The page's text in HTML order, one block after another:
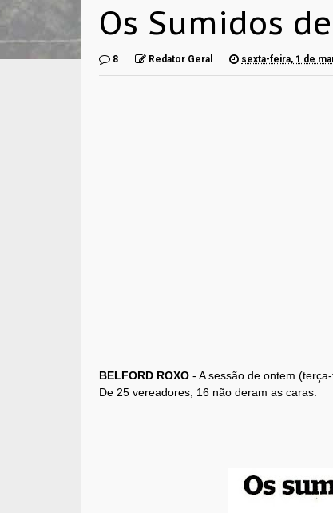
Os Sumidos
8 Redator Geral sexta-feira, 1 de
BELFORD ROXO - A sessão de ontem
De 25 vereadores, 16 não deram as caras.